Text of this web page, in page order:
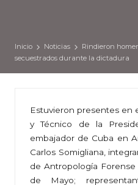
Inicio Noticias
Rindieron
secuestrados durante la dictadura
Estuvieron presentes en
y Técnico de la
embajador de Cuba en
Carlos Somigliana,
de Antropología Forense
de Mayo;